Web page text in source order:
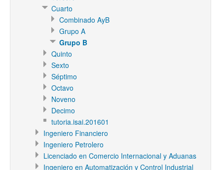
Cuarto
Combinado AyB
Grupo A
Grupo B
Quinto
Sexto
Séptimo
Octavo
Noveno
Decimo
tutoria.isai.201601
Ingeniero Financiero
Ingeniero Petrolero
Licenciado en Comercio Internacional y Aduanas
Ingeniero en Automatización y Control Industrial